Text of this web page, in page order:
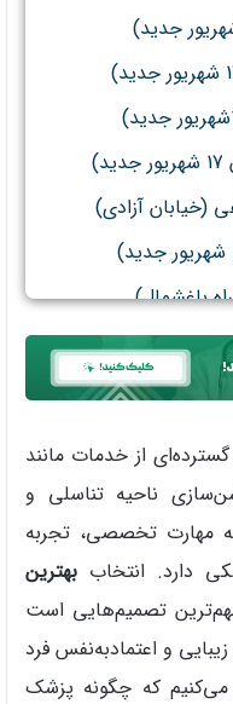
(خیابان آزادی)
باغشمال)
از خدمات مانند
ناحیه تناسلی و
مهارت تخصصی، تجربه
دارد. انتخاب بهترین
تصمیم‌هایی است
و اعتمادبه‌نفس فرد
می‌کنیم که چگونه پزشک